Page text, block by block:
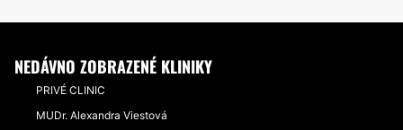
NEDÁVNO ZOBRAZENÉ KLINIKY
PRIVÉ CLINIC
MUDr. Alexandra Viestová